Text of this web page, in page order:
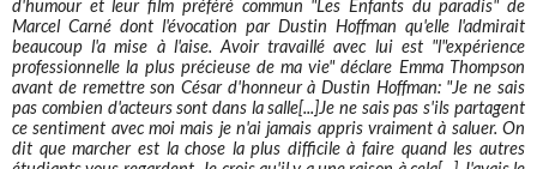
d'humour et leur film préféré commun "Les Enfants du paradis" de
Marcel Carné dont l'évocation par Dustin Hoffman qu'elle l'admirait
beaucoup l'a mise à l'aise. Avoir travaillé avec lui est "l"expérience
professionnelle la plus précieuse de ma vie" déclare Emma Thompson
avant de remettre son César d'honneur à Dustin Hoffman: "Je ne sais
pas combien d'acteurs sont dans la salle[...]Je ne sais pas s'ils partagent
ce sentiment avec moi mais je n'ai jamais appris vraiment à saluer. On
dit que marcher est la chose la plus difficile à faire quand les autres